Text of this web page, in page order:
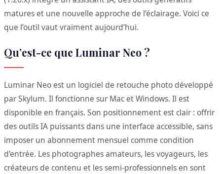
matures et une nouvelle approche de l’éclairage. Voici ce
que l’outil vaut vraiment aujourd’hui.
Qu’est-ce que Luminar Neo ?
Luminar Neo est un logiciel de retouche photo développé
par Skylum. Il fonctionne sur Mac et Windows. Il est
disponible en français. Son positionnement est clair : offrir
des outils IA puissants dans une interface accessible, sans
imposer un abonnement mensuel comme condition
d’entrée. Les photographes amateurs, les voyageurs, les
créateurs de contenu et les semi-professionnels en sont